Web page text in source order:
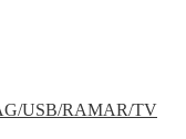
USB/RAMAR/TV